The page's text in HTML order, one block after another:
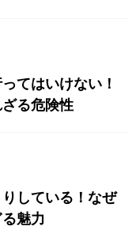
てはいけない！
る危険性
している！なぜ
魅力